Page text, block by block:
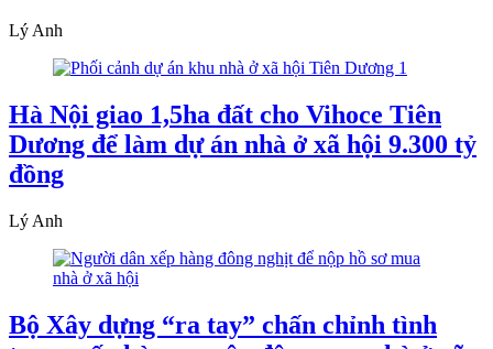
Lý Anh
Hà Nội giao 1,5ha đất cho Vihoce Tiên
Dương để làm dự án nhà ở xã hội 9.300 tỷ
đồng
Lý Anh
Bộ Xây dựng “ra tay” chấn chỉnh tình